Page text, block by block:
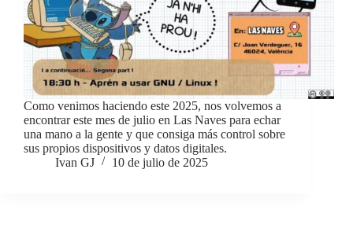
Como venimos haciendo este 2025, nos volvemos a
encontrar este mes de julio en Las Naves para echar
una mano a la gente y que consiga más control sobre
sus propios dispositivos y datos digitales.
Ivan GJ
10 de julio de 2025